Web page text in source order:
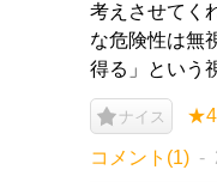
考えさせてく
な危険性は無
得る」という
ナイス ★4
コメント(1)